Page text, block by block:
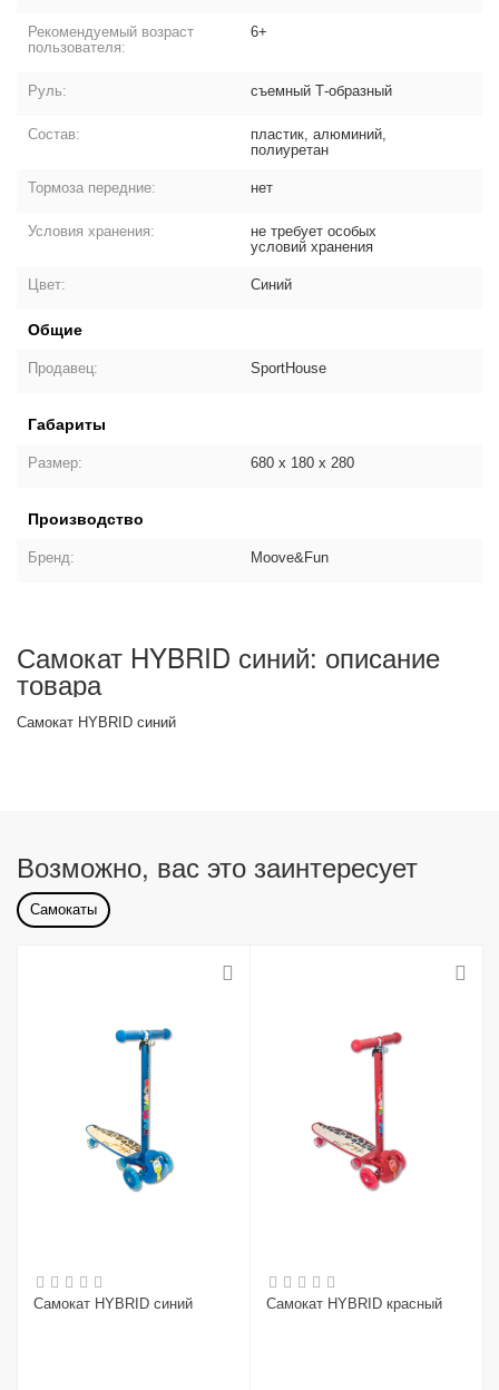
Рекомендуемый возраст
пользователя:
6+
Руль: съемный Т-образный
Состав:
пластик, алюминий,
полиуретан
Тормоза передние: нет
Условия хранения:
не требует особых
условий хранения
Цвет: Синий
Общие
Продавец: SportHouse
Габариты
Размер: 680 х 180 х 280
Производство
Бренд: Moove&Fun
Самокат HYBRID синий: описание
товара
Самокат HYBRID синий
Возможно, вас это заинтересует
Самокаты
Самокат HYBRID синий Самокат HYBRID красный